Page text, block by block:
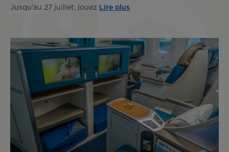
Jusqu'au 27 juillet, jouez
Lire plus